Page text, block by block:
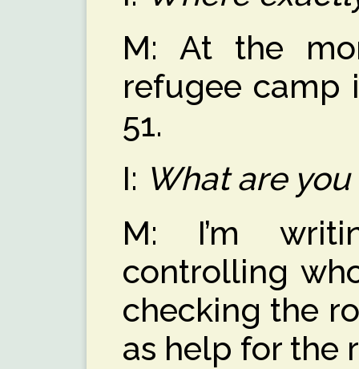
M: At the
refugee camp
51.
I: What are
M: I’m
controlling
checking the
as help for the